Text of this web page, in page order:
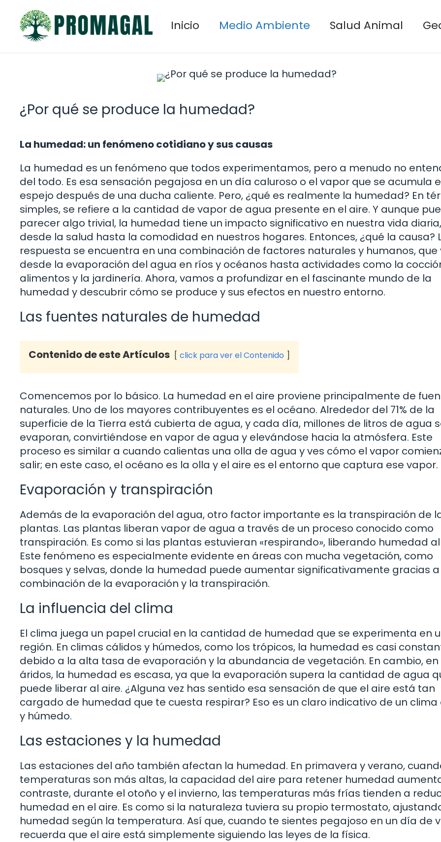
contenido
Inicio Medio Ambiente Salud Animal
¿Por qué se produce la humedad?
La humedad: un fenómeno cotidiano y sus causas
La humedad es un fenómeno que todos experimentamos, pero a menudo no
del todo. Es esa sensación pegajosa en un día caluroso o el vapor que se acumula
espejo después de una ducha caliente. Pero, ¿qué es realmente la humedad? En
simples, se refiere a la cantidad de vapor de agua presente en el aire. Y aunque
parecer algo trivial, la humedad tiene un impacto significativo en nuestra vida diaria,
desde la salud hasta la comodidad en nuestros hogares. Entonces, ¿qué la causa?
respuesta se encuentra en una combinación de factores naturales y humanos, que
desde la evaporación del agua en ríos y océanos hasta actividades como la
alimentos y la jardinería. Ahora, vamos a profundizar en el fascinante mundo de la
humedad y descubrir cómo se produce y sus efectos en nuestro entorno.
Las fuentes naturales de humedad
Contenido de este Artículos click para ver el Contenido
Comencemos por lo básico. La humedad en el aire proviene principalmente de
naturales. Uno de los mayores contribuyentes es el océano. Alrededor del 71% de la
superficie de la Tierra está cubierta de agua, y cada día, millones de litros de agua
evaporan, convirtiéndose en vapor de agua y elevándose hacia la atmósfera. Este
proceso es similar a cuando calientas una olla de agua y ves cómo el vapor
salir; en este caso, el océano es la olla y el aire es el entorno que captura ese vapor.
Evaporación y transpiración
Además de la evaporación del agua, otro factor importante es la transpiración de
plantas. Las plantas liberan vapor de agua a través de un proceso conocido como
transpiración. Es como si las plantas estuvieran «respirando», liberando humedad
Este fenómeno es especialmente evidente en áreas con mucha vegetación, como
bosques y selvas, donde la humedad puede aumentar significativamente gracias
combinación de la evaporación y la transpiración.
La influencia del clima
El clima juega un papel crucial en la cantidad de humedad que se experimenta en
región. En climas cálidos y húmedos, como los trópicos, la humedad es casi
debido a la alta tasa de evaporación y la abundancia de vegetación. En cambio,
áridos, la humedad es escasa, ya que la evaporación supera la cantidad de agua
puede liberar al aire. ¿Alguna vez has sentido esa sensación de que el aire está tan
cargado de humedad que te cuesta respirar? Eso es un claro indicativo de un clima
y húmedo.
Las estaciones y la humedad
Las estaciones del año también afectan la humedad. En primavera y verano,
temperaturas son más altas, la capacidad del aire para retener humedad
contraste, durante el otoño y el invierno, las temperaturas más frías tienden a
humedad en el aire. Es como si la naturaleza tuviera su propio termostato,
humedad según la temperatura. Así que, cuando te sientes pegajoso en un día de
recuerda que el aire está simplemente siguiendo las leyes de la física.